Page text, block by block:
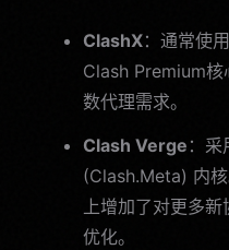
ClashX：通常使
Clash Premium核
数代理需求。
Clash Verge ：
(Clash.Meta) 内
上增加了对更多
优化。